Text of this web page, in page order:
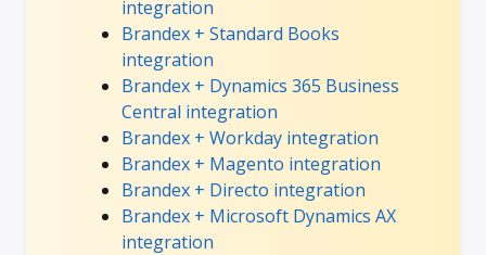
integration
Brandex + Standard Books
integration
Brandex + Dynamics 365 Business
Central integration
Brandex + Workday integration
Brandex + Magento integration
Brandex + Directo integration
Brandex + Microsoft Dynamics AX
integration